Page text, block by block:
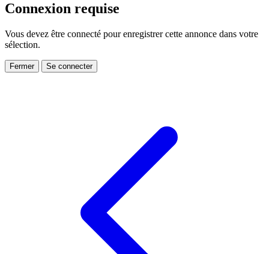
Connexion requise
Vous devez être connecté pour enregistrer cette annonce dans votre
sélection.
Fermer Se connecter